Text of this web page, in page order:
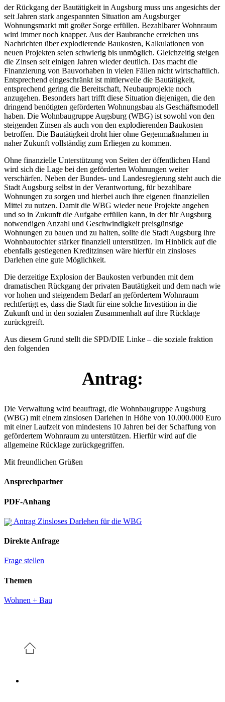
der Rückgang der Bautätigkeit in Augsburg muss uns angesichts der
seit Jahren stark angespannten Situation am Augsburger
Wohnungsmarkt mit großer Sorge erfüllen. Bezahlbarer Wohnraum
wird immer noch knapper. Aus der Baubranche erreichen uns
Nachrichten über explodierende Baukosten, Kalkulationen von
neuen Projekten seien schwierig bis unmöglich. Gleichzeitig steigen
die Zinsen seit einigen Jahren wieder deutlich. Das macht die
Finanzierung von Bauvorhaben in vielen Fällen nicht wirtschaftlich.
Entsprechend eingeschränkt ist mittlerweile die Bautätigkeit,
entsprechend gering die Bereitschaft, Neubauprojekte noch
anzugehen. Besonders hart trifft diese Situation diejenigen, die den
dringend benötigten geförderten Wohnungsbau als Geschäftsmodell
haben. Die Wohnbaugruppe Augsburg (WBG) ist sowohl von den
steigenden Zinsen als auch von den explodierenden Baukosten
betroffen. Die Bautätigkeit droht hier ohne Gegenmaßnahmen in
naher Zukunft vollständig zum Erliegen zu kommen.
Ohne finanzielle Unterstützung von Seiten der öffentlichen Hand
wird sich die Lage bei den geförderten Wohnungen weiter
verschärfen. Neben der Bundes- und Landesregierung steht auch die
Stadt Augsburg selbst in der Verantwortung, für bezahlbare
Wohnungen zu sorgen und hierbei auch ihre eigenen finanziellen
Mittel zu nutzen. Damit die WBG wieder neue Projekte angehen
und so in Zukunft die Aufgabe erfüllen kann, in der für Augsburg
notwendigen Anzahl und Geschwindigkeit preisgünstige
Wohnungen zu bauen und zu halten, sollte die Stadt Augsburg ihre
Wohnbautochter stärker finanziell unterstützen. Im Hinblick auf die
ebenfalls gestiegenen Kreditzinsen wäre hierfür ein zinsloses
Darlehen eine gute Möglichkeit.
Die derzeitige Explosion der Baukosten verbunden mit dem
dramatischen Rückgang der privaten Bautätigkeit und dem nach wie
vor hohen und steigendem Bedarf an gefördertem Wohnraum
rechtfertigt es, dass die Stadt für eine solche Investition in die
Zukunft und in den sozialen Zusammenhalt auf ihre Rücklage
zurückgreift.
Aus diesem Grund stellt die SPD/DIE Linke – die soziale fraktion
den folgenden
Antrag:
Die Verwaltung wird beauftragt, die Wohnbaugruppe Augsburg
(WBG) mit einem zinslosen Darlehen in Höhe von 10.000.000 Euro
mit einer Laufzeit von mindestens 10 Jahren bei der Schaffung von
gefördertem Wohnraum zu unterstützen. Hierfür wird auf die
allgemeine Rücklage zurückgegriffen.
Mit freundlichen Grüßen
Ansprechpartner
PDF-Anhang
Antrag Zinsloses Darlehen für die WBG
Direkte Anfrage
Frage stellen
Themen
Wohnen + Bau